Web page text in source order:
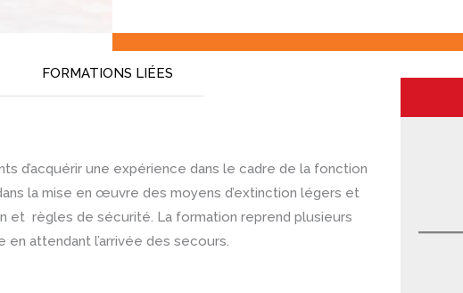
FORMATIONS LIÉES
d’acquérir une expérience dans le cadre de la fonction
la mise en œuvre des moyens d’extinction légers et
et règles de sécurité. La formation reprend plusieurs
attendant l’arrivée des secours.